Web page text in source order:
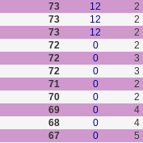
73 12 2
73 12 2
73 12 2
72 0 2
72 0 3
72 0 3
71 0 2
70 0 2
69 0 4
68 0 4
67 0 5